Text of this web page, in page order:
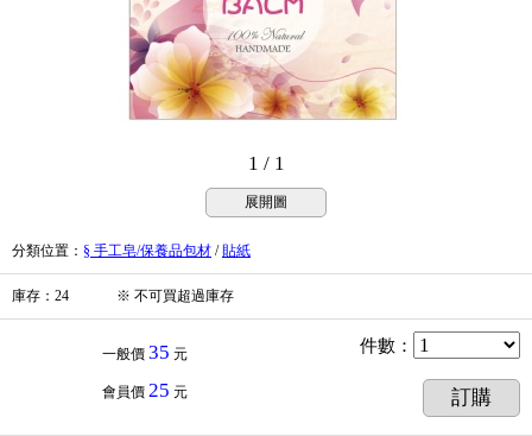
1 / 1
展開圖
分類位置 ： § 手工皂/保養品包材 /貼紙
庫存 ： 24 ※ 不可買超過庫存
一般價 35 元
會員價 25 元
件數 ：
訂購